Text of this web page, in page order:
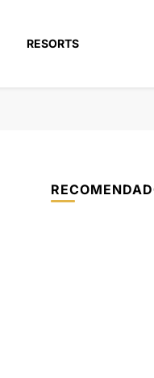
RESORTS